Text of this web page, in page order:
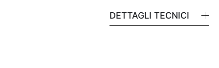
DETTAGLI TECNICI